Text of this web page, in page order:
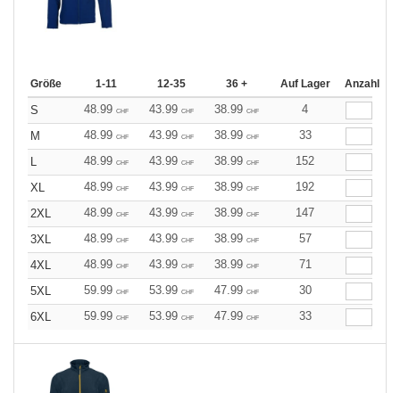
Größe 1-11 12-35 36 + Auf Lager Anzahl
S 48.99 CHF 43.99 CHF 38.99 CHF
4
M
48.99 CHF 43.99 CHF 38.99 CHF
33
L
48.99 CHF 43.99 CHF 38.99 CHF
152
XL
48.99 CHF 43.99 CHF 38.99 CHF
192
2XL
48.99 CHF 43.99 CHF 38.99 CHF
147
3XL
48.99 CHF 43.99 CHF 38.99 CHF
57
4XL
48.99 CHF 43.99 CHF 38.99 CHF
71
5XL
59.99 CHF 53.99 CHF 47.99 CHF
30
6XL
59.99 CHF 53.99 CHF 47.99 CHF 33